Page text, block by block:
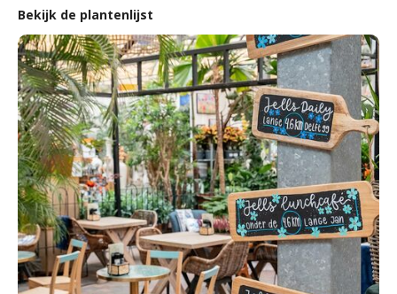
Bekijk de plantenlijst